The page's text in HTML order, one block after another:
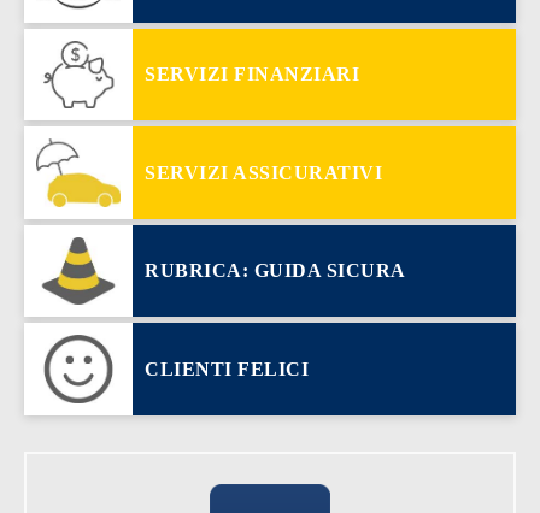
SERVIZI FINANZIARI
SERVIZI ASSICURATIVI
RUBRICA: GUIDA SICURA
CLIENTI FELICI